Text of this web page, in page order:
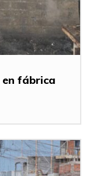
fábrica